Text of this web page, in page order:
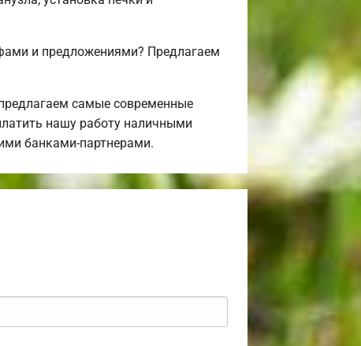
и предложениями? Предлагаем
самые современные
нашу работу наличными
банками-партнерами.